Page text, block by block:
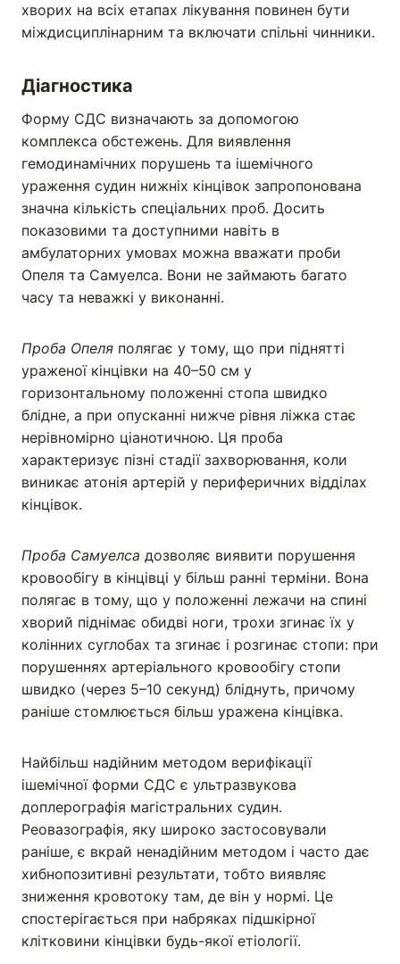
хворих на всіх етапах лікування повинен бути
міждисциплінарним та включати спільні чинники.
Діагностика
Форму СДС визначають за допомогою
комплекса обстежень. Для виявлення
гемодинамічних порушень та ішемічного
ураження судин нижніх кінцівок запропонована
значна кількість спеціальних проб. Досить
показовими та доступними навіть в
амбулаторних умовах можна вважати проби
Опеля та Самуелса. Вони не займають багато
часу та неважкі у виконанні.
Проба Опеля полягає у тому, що при піднятті
ураженої кінцівки на 40–50 см у
горизонтальному положенні стопа швидко
блідне, а при опусканні нижче рівня ліжка стає
нерівномірно ціанотичною. Ця проба
характеризує пізні стадії захворювання, коли
виникає атонія артерій у периферичних відділах
кінцівок.
Проба Самуелса дозволяє виявити порушення
кровообігу в кінцівці у більш ранні терміни. Вона
полягає в тому, що у положенні лежачи на спині
хворий піднімає обидві ноги, трохи згинає їх у
колінних суглобах та згинає і розгинає стопи: при
порушеннях артеріального кровообігу стопи
швидко (через 5–10 секунд) бліднуть, причому
раніше стомлюється більш уражена кінцівка.
Найбільш надійним методом верифікації
ішемічної форми СДС є ультразвукова
доплерографія магістральних судин.
Реовазографія, яку широко застосовували
раніше, є вкрай ненадійним методом і часто дає
хибнопозитивні результати, тобто виявляє
зниження кровотоку там, де він у нормі. Це
спостерігається при набряках підшкірної
клітковини кінцівки будь-якої етіології.